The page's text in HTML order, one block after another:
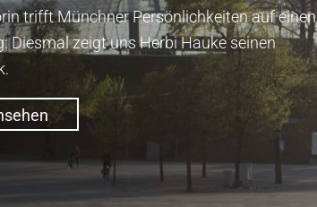
trifft Münchner Persönlichkeiten auf einen
Diesmal zeigt uns Herbi Hauke seinen